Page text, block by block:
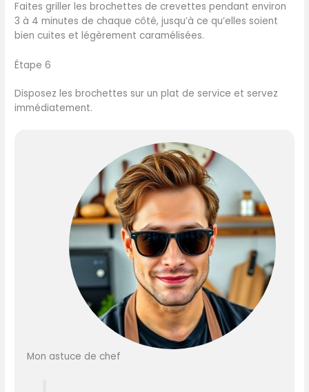
Faites griller les brochettes de crevettes pendant environ
3 à 4 minutes de chaque côté, jusqu’à ce qu’elles soient
bien cuites et légèrement caramélisées.
Étape 6
Disposez les brochettes sur un plat de service et servez
immédiatement.
Mon astuce de chef